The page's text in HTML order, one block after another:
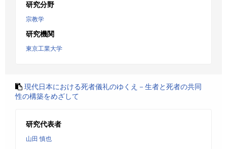
研究分野
宗教学
研究機関
東京工業大学
現代日本における死者儀礼のゆくえ－生者と死者の共同
性の構築をめざして
研究代表者
山田 慎也